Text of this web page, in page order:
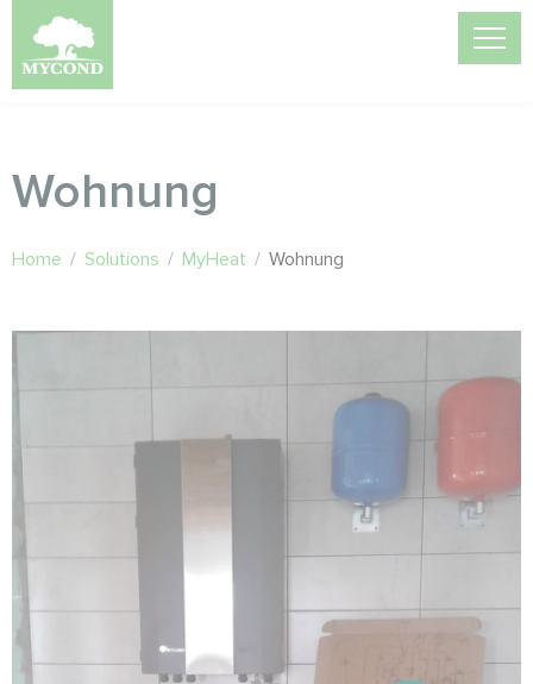
Wohnung
Home / Solutions / MyHeat / Wohnung